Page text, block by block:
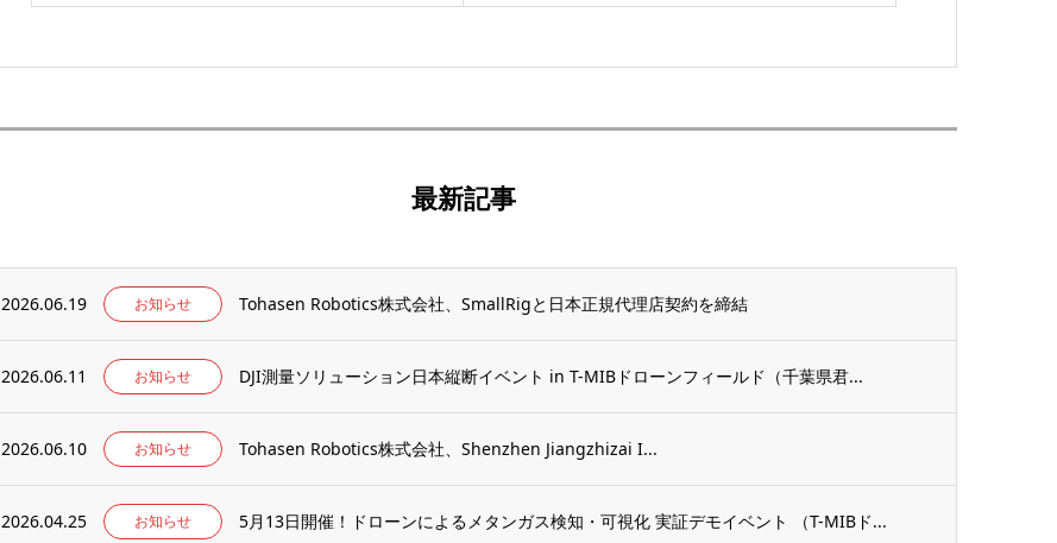
最新記事
2026.06.19 お知らせ Tohasen Robotics株式会社、SmallRigと日本正規代理店契約を締結
2026.06.11 お知らせ DJI測量ソリューション日本縦断イベント in T-MIBドローンフィールド（千葉県君...
2026.06.10 お知らせ Tohasen Robotics株式会社、Shenzhen Jiangzhizai I...
2026.04.25 お知らせ 5月13日開催！ドローンによるメタンガス検知・可視化 実証デモイベント （T-MIBド...